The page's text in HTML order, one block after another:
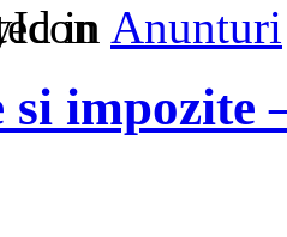
in Anunturi
impozite